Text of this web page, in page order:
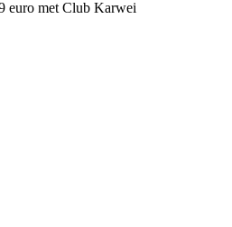
euro met Club Karwei